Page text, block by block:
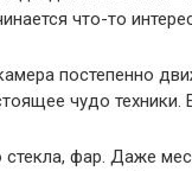
что-то
постепенно
чудо техники.
фар. Даже